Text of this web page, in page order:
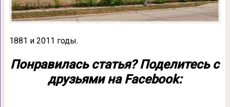
1881 и 2011 годы.
Понравилась статья? Поделитесь с
друзьями на Facebook: